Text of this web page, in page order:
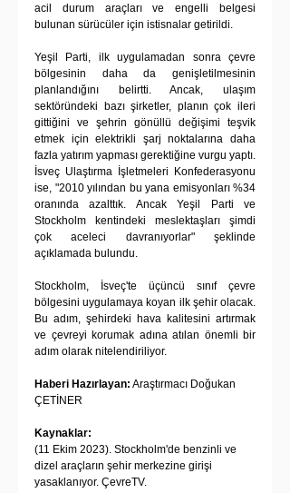
acil durum araçları ve engelli belgesi
bulunan sürücüler için istisnalar getirildi.
Yeşil Parti, ilk uygulamadan sonra çevre
bölgesinin daha da genişletilmesinin
planlandığını belirtti. Ancak, ulaşım
sektöründeki bazı şirketler, planın çok ileri
gittiğini ve şehrin gönüllü değişimi teşvik
etmek için elektrikli şarj noktalarına daha
fazla yatırım yapması gerektiğine vurgu yaptı.
İsveç Ulaştırma İşletmeleri Konfederasyonu
ise, "2010 yılından bu yana emisyonları %34
oranında azalttık. Ancak Yeşil Parti ve
Stockholm kentindeki meslektaşları şimdi
çok aceleci davranıyorlar" şeklinde
açıklamada bulundu.
Stockholm, İsveç'te üçüncü sınıf çevre
bölgesini uygulamaya koyan ilk şehir olacak.
Bu adım, şehirdeki hava kalitesini artırmak
ve çevreyi korumak adına atılan önemli bir
adım olarak nitelendiriliyor.
Haberi Hazırlayan: Araştırmacı Doğukan
ÇETİNER
Kaynaklar:
(11 Ekim 2023). Stockholm'de benzinli ve
dizel araçların şehir merkezine girişi
yasaklanıyor. ÇevreTV.